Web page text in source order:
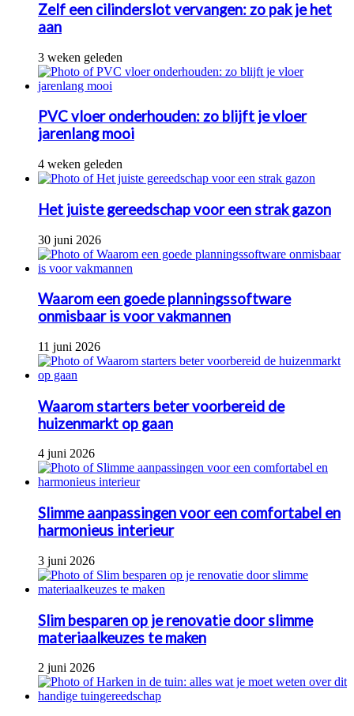
Zelf een cilinderslot vervangen: zo pak je het
aan
3 weken geleden
PVC vloer onderhouden: zo blijft je vloer
jarenlang mooi
4 weken geleden
Het juiste gereedschap voor een strak gazon
30 juni 2026
Waarom een goede planningssoftware
onmisbaar is voor vakmannen
11 juni 2026
Waarom starters beter voorbereid de
huizenmarkt op gaan
4 juni 2026
Slimme aanpassingen voor een comfortabel en
harmonieus interieur
3 juni 2026
Slim besparen op je renovatie door slimme
materiaalkeuzes te maken
2 juni 2026